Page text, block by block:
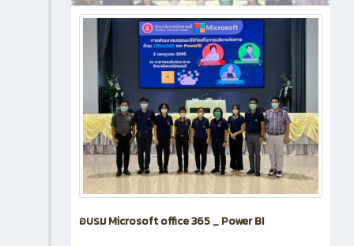
อบรม Microsoft office 365 _ Power BI